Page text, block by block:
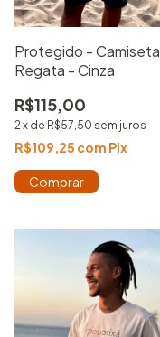
Protegido - Camiseta
Regata - Cinza
R$115,00
2x de R$57,50 sem juros
R$109,25 com Pix
Comprar